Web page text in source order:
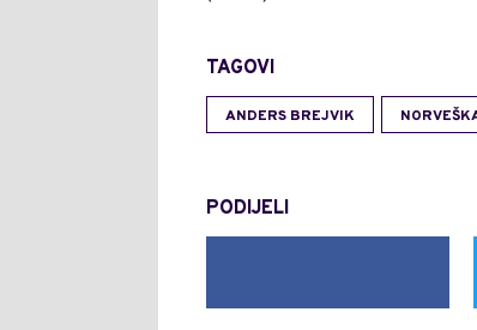
TAGOVI
ANDERS BREJVIK
PODIJELI